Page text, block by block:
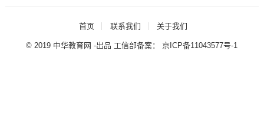
首页 联系我们 关于我们
© 2019 中华教育网 -出品 工信部备案：京ICP备11043577号-1